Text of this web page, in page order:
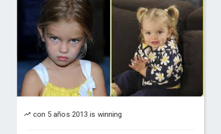
con 5 años 2013 is winning